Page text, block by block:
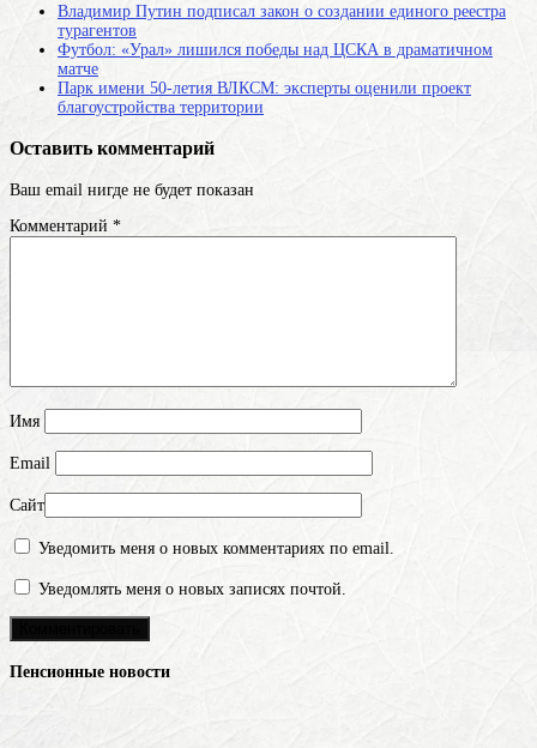
Владимир Путин подписал закон о создании единого реестра
турагентов
Футбол: «Урал» лишился победы над ЦСКА в драматичном
матче
Парк имени 50-летия ВЛКСМ: эксперты оценили проект
благоустройства территории
Оставить комментарий
Ваш email нигде не будет показан
Комментарий *
Имя
Email
Сайт
Уведомить меня о новых комментариях по email.
Уведомлять меня о новых записях почтой.
Пенсионные новости